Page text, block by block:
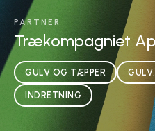
PARTNER
Trækompagniet
GULV OG TÆPPER
INDRETNING